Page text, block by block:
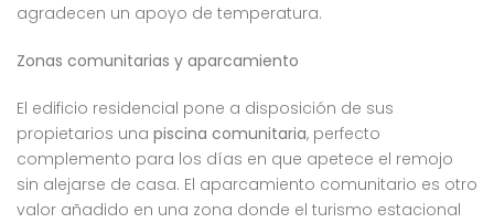
agradecen un apoyo de temperatura.
Zonas comunitarias y aparcamiento
El edificio residencial pone a disposición de sus
propietarios una piscina comunitaria, perfecto
complemento para los días en que apetece el remojo
sin alejarse de casa. El aparcamiento comunitario es otro
valor añadido en una zona donde el turismo estacional